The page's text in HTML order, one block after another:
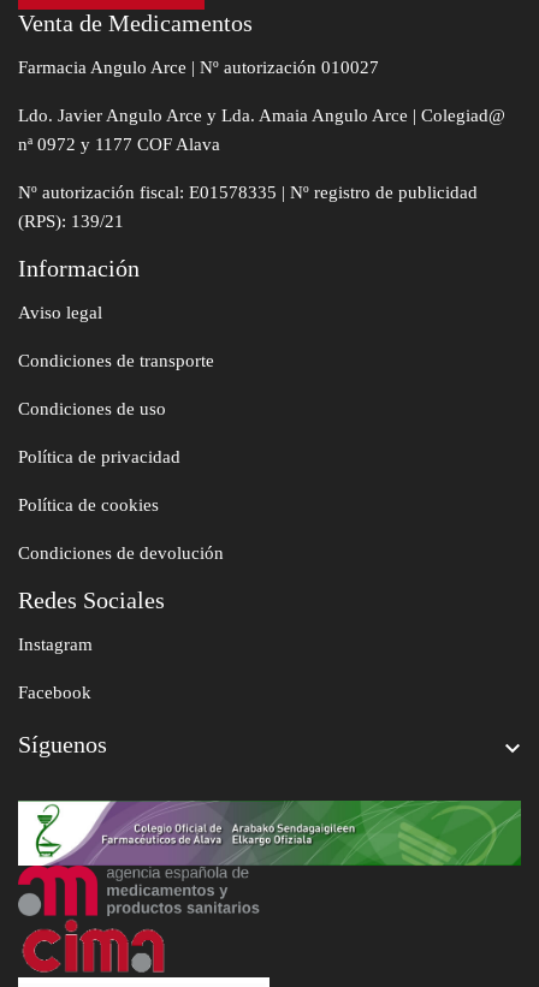
Venta de Medicamentos
Farmacia Angulo Arce | Nº autorización 010027
Ldo. Javier Angulo Arce y Lda. Amaia Angulo Arce | Colegiad@
nª 0972 y 1177 COF Alava
Nº autorización fiscal: E01578335 | Nº registro de publicidad
(RPS): 139/21
Información
Aviso legal
Condiciones de transporte
Condiciones de uso
Política de privacidad
Política de cookies
Condiciones de devolución
Redes Sociales
Instagram
Facebook
Síguenos 